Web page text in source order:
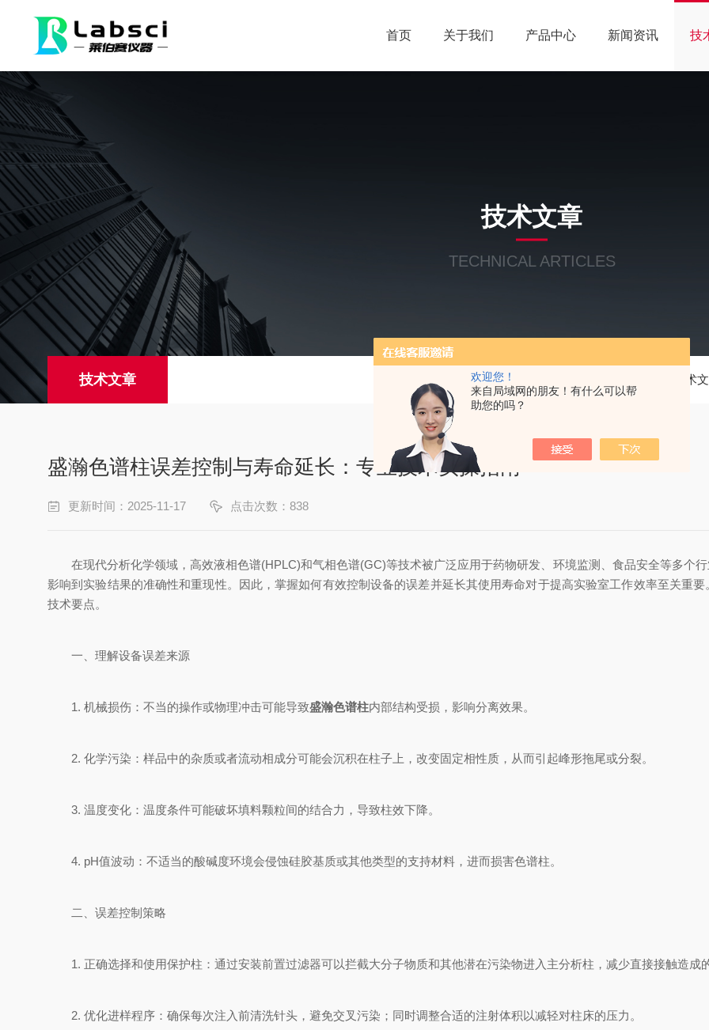
欢迎您！
来自局域网的朋友！有什么可以帮
助您的吗？
首页 关于我们 产品中心 新闻资讯 技
技术文章
TECHNICAL ARTICLES
技术文章 技术
盛瀚色谱柱误差控制与寿命延长：专业技术实操指南
更新时间：2025-11-17 点击次数：838
在现代分析化学领域，高效液相色谱(HPLC)和气相色谱(GC)等技术被广泛应用于药物研发、环境监测、食品安全等多个
影响到实验结果的准确性和重现性。因此，掌握如何有效控制设备的误差并延长其使用寿命对于提高实验室工作效率至关重
技术要点。
一、理解设备误差来源
1. 机械损伤：不当的操作或物理冲击可能导致盛瀚色谱柱内部结构受损，影响分离效果。
2. 化学污染：样品中的杂质或者流动相成分可能会沉积在柱子上，改变固定相性质，从而引起峰形拖尾或分裂。
3. 温度变化：温度条件可能破坏填料颗粒间的结合力，导致柱效下降。
4. pH值波动：不适当的酸碱度环境会侵蚀硅胶基质或其他类型的支持材料，进而损害色谱柱。
二、误差控制策略
1. 正确选择和使用保护柱：通过安装前置过滤器可以拦截大分子物质和其他潜在污染物进入主分析柱，减少直接接触造成
2. 优化进样程序：确保每次注入前清洗针头，避免交叉污染；同时调整合适的注射体积以减轻对柱床的压力。